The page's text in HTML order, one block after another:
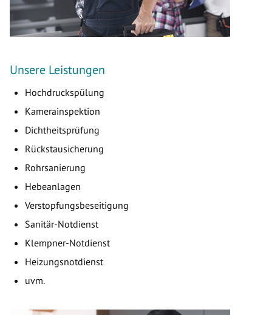
Unsere Leistungen
Hochdruckspülung
Kamerainspektion
Dichtheitsprüfung
Rückstausicherung
Rohrsanierung
Hebeanlagen
Verstopfungsbeseitigung
Sanitär-Notdienst
Klempner-Notdienst
Heizungsnotdienst
uvm.